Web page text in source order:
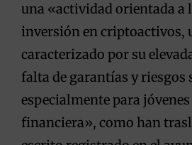
una «actividad orientada a
inversión en criptoactivos,
caracterizado por su
falta de garantías y
especialmente para
financiera», como han